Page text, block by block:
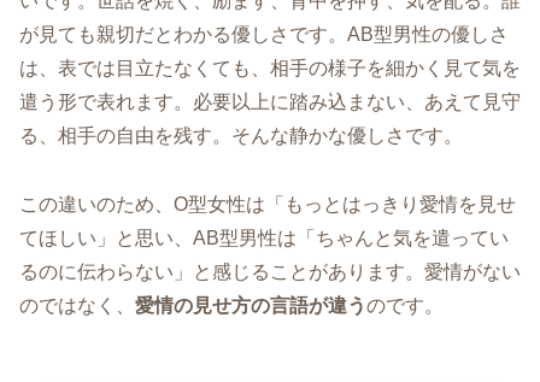
が見ても親切だとわかる優しさです。AB型男性の優しさ
は、表では目立たなくても、相手の様子を細かく見て気を
遣う形で表れます。必要以上に踏み込まない、あえて見守
る、相手の自由を残す。そんな静かな優しさです。
この違いのため、O型女性は「もっとはっきり愛情を見せ
てほしい」と思い、AB型男性は「ちゃんと気を遣ってい
るのに伝わらない」と感じることがあります。愛情がない
のではなく、 愛情の見せ方の言語が違うのです。